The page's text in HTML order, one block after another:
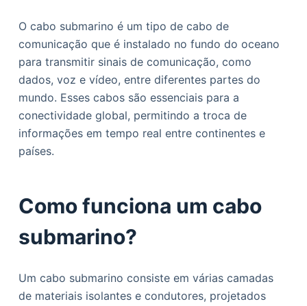
n
e
ú
d
o
O cabo submarino é um tipo de cabo de
comunicação que é instalado no fundo do oceano
para transmitir sinais de comunicação, como
dados, voz e vídeo, entre diferentes partes do
mundo. Esses cabos são essenciais para a
conectividade global, permitindo a troca de
informações em tempo real entre continentes e
países.
Como funciona um cabo
submarino?
Um cabo submarino consiste em várias camadas
de materiais isolantes e condutores, projetados